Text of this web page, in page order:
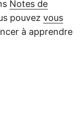
Notes de
pouvez vous
à apprendre